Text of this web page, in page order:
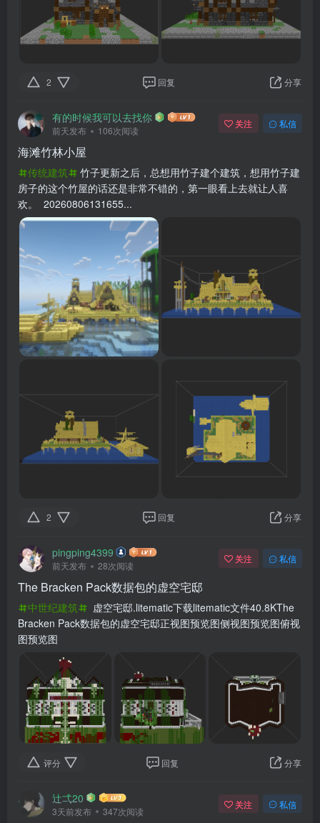
2 回复 分享
有的时候我可以去找你
前天发布 106次阅读
关注 私信
海滩竹林小屋
传统建筑
竹子更新之后，总想用竹子建个建筑，想用竹子建
房子的这个竹屋的话还是非常不错的，第一眼看上去就让人喜
欢。 20260806131655...
2 回复 分享
pingping4399
前天发布 28次阅读
关注 私信
The Bracken Pack数据包的虚空宅邸
中世纪建筑
虚空宅邸.litematic下载litematic文件40.8KThe
Bracken Pack数据包的虚空宅邸正视图预览图侧视图预览图俯视
图预览图
评分 回复 分享
辻弌20
3天前发布 347次阅读
关注 私信